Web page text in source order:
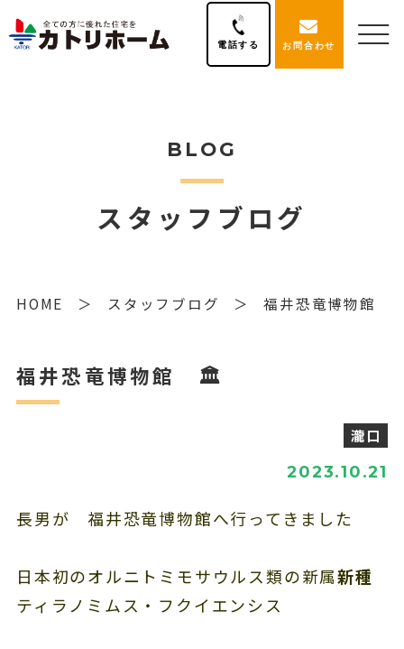
電話する お問合わせ
BLOG
スタッフブログ
HOME スタッフブログ 福井恐竜博物館
福井恐竜博物館 🏛
瀧口
2023.10.21
長男が 福井恐竜博物館へ行ってきました
日本初のオルニトミモサウルス類の新属新種
ティラノミムス・フクイエンシス